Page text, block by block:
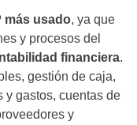
más usado, ya que
y procesos del
financiera.
gestión de caja,
y gastos, cuentas de
y